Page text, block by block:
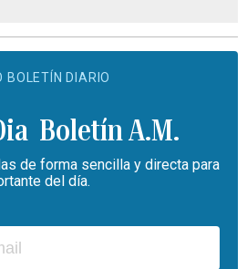
BOLETÍN DIARIO
Boletín A.M.
de forma sencilla y directa para
del día.